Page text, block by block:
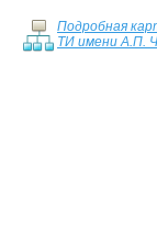
Подробная
ТИ имени А.П.